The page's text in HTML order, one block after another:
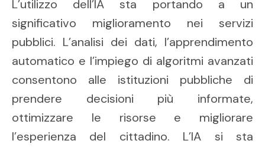
L’utilizzo dell’IA sta portando a un
significativo miglioramento nei servizi
pubblici. L’analisi dei dati, l’apprendimento
automatico e l’impiego di algoritmi avanzati
consentono alle istituzioni pubbliche di
prendere decisioni più informate,
ottimizzare le risorse e migliorare
l’esperienza del cittadino. L’IA si sta